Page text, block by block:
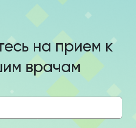
на прием к
врачам